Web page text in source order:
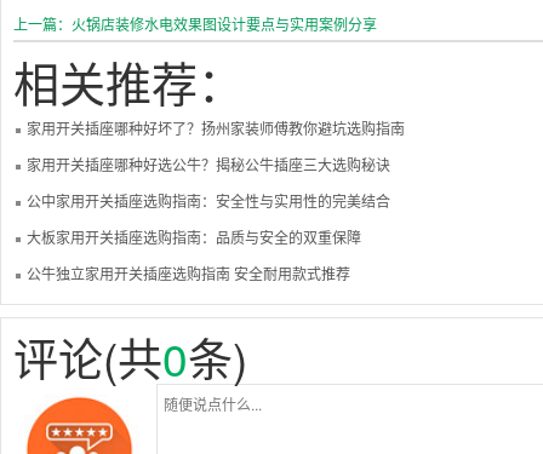
上一篇：火锅店装修水电效果图设计要点与实用案例分享
相关推荐：
家用开关插座哪种好坏了？扬州家装师傅教你避坑选购指南
家用开关插座哪种好选公牛？揭秘公牛插座三大选购秘诀
公中家用开关插座选购指南：安全性与实用性的完美结合
大板家用开关插座选购指南：品质与安全的双重保障
公牛独立家用开关插座选购指南 安全耐用款式推荐
评论(共0条)